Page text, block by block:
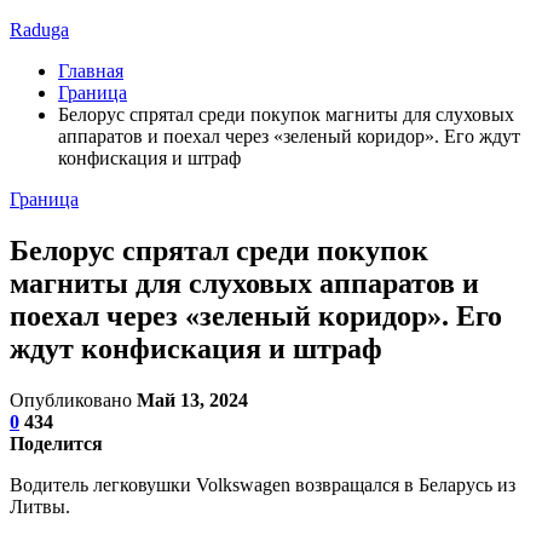
Raduga
Главная
Граница
Белорус спрятал среди покупок магниты для слуховых
аппаратов и поехал через «зеленый коридор». Его ждут
конфискация и штраф
Граница
Белорус спрятал среди покупок
магниты для слуховых аппаратов и
поехал через «зеленый коридор». Его
ждут конфискация и штраф
Опубликовано Май 13, 2024
0 434
Поделится
Водитель легковушки Volkswagen возвращался в Беларусь из
Литвы.